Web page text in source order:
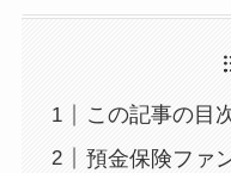
この記事の目
預金保険ファ